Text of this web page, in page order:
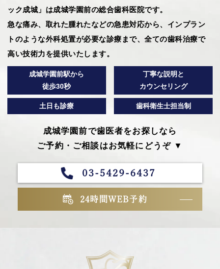
ック成城」は成城学園前の総合歯科医院です。
急な痛み、取れた腫れたなどの急患対応から、インプラン
トのような外科処置が必要な診療まで、全ての歯科治療で
高い技術力を提供いたします。
成城学園前駅から
徒歩30秒
丁寧な説明と
カウンセリング
土日も診療 歯科衛生士担当制
成城学園前で歯医者をお探しなら
ご予約・ご相談はお気軽にどうぞ ▼
03-5429-6437
24時間WEB予約